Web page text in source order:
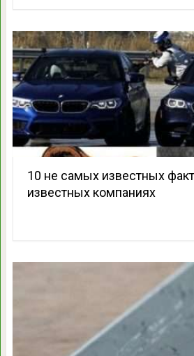
10 не самых известных
известных компаниях